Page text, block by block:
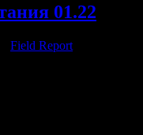
01.22
Field Report